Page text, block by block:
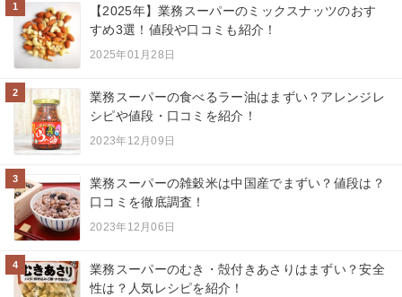
1
【2025年】業務スーパーのミックスナッツのおす
すめ3選！値段や口コミも紹介！
2025年01月28日
2
業務スーパーの食べるラー油はまずい？アレンジレ
シピや値段・口コミを紹介！
2023年12月09日
3
業務スーパーの雑穀米は中国産でまずい？値段は？
口コミを徹底調査！
2023年12月06日
4
業務スーパーのむき・殻付きあさりはまずい？安全
性は？人気レシピを紹介！